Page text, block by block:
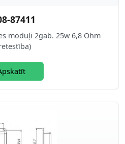
87411
moduļi 2gab. 25w 6,8 Ohm